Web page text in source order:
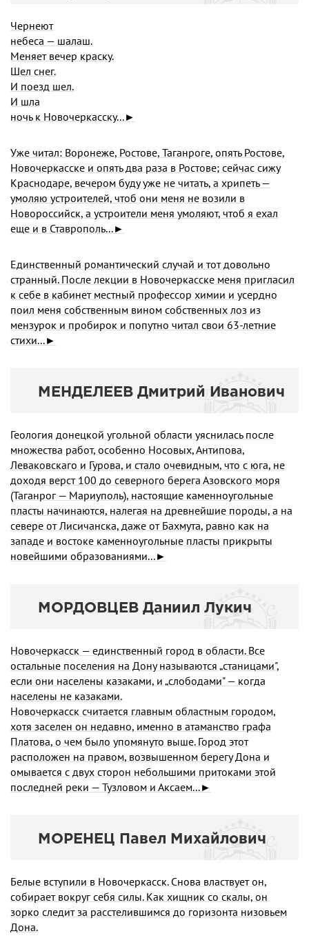
Чернеют
небеса — шалаш.
Меняет вечер краску.
Шел снег.
И поезд шел.
И шла
ночь к Новочеркасску...►
Уже читал: Воронеже, Ростове, Таганроге, опять Ростове,
Новочеркасске и опять два раза в Ростове; сейчас сижу
Краснодаре, вечером буду уже не читать, а хрипеть —
умоляю устроителей, чтоб они меня не возили в
Новороссийск, а устроители меня умоляют, чтоб я ехал
еще и в Ставрополь...►
Единственный романтический случай и тот довольно
странный. После лекции в Новочеркасске меня пригласил
к себе в кабинет местный профессор химии и усердно
поил меня собственным вином собственных лоз из
мензурок и пробирок и попутно читал свои 63-летние
стихи...►
МЕНДЕЛЕЕВ Дмитрий Иванович
Геология донецкой угольной области уяснилась после
множества работ, особенно Носовых, Антипова,
Леваковскаго и Гурова, и стало очевидным, что с юга, не
доходя верст 100 до северного берега Азовского моря
(Таганрог — Мариуполь), настоящие каменноугольные
пласты начинаются, налегая на древнейшие породы, а на
севере от Лиси­чанска, даже от Бахмута, равно как на
западе и востоке каменноугольные пласты прикрыты
новейшими образованиями...►
МОРДОВЦЕВ Даниил Лукич
Новочеркасск — единственный город в области. Все
остальные поселения на Дону называются „станицами",
если они населены казаками, и „слободами" — когда
населены не казаками.
Новочеркасск считается главным областным городом,
хотя заселен он недавно, именно в атаманство графа
Платова, о чем было упомянуто выше. Город этот
расположен на правом, возвышенном берегу Дона и
омывается с двух сторон небольшими притоками этой
последней реки — Тузловом и Аксаем...►
МОРЕНЕЦ Павел Михайлович
Белые вступили в Новочеркасск. Снова властвует он,
собирает вокруг себя силы. Как хищник со скалы, он
зорко следит за расстелившимся до горизонта низовьем
Дона.